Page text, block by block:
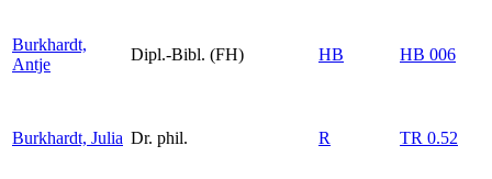
Burkhardt,
Antje
Dipl.-Bibl. (FH) HB HB 006
Burkhardt, Julia Dr. phil. R TR 0.52